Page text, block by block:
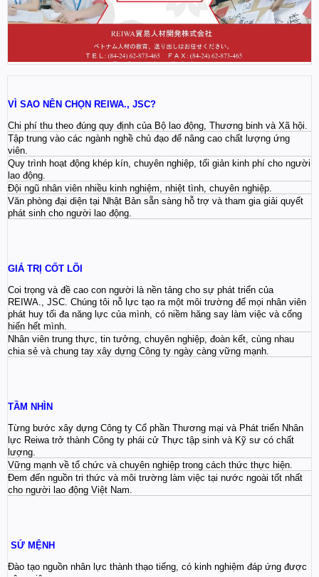
VÌ SAO NÊN CHỌN REIWA., JSC?
Chi phí thu theo đúng quy định của Bộ lao động, Thương binh và Xã hội.
Tập trung vào các ngành nghề chủ đạo để nâng cao chất lượng ứng
viên.
Quy trình hoạt động khép kín, chuyên nghiệp, tối giản kinh phí cho người
lao động.
Đội ngũ nhân viên nhiều kinh nghiệm, nhiệt tình, chuyên nghiệp.
Văn phòng đại diện tại Nhật Bản sẵn sàng hỗ trợ và tham gia giải quyết
phát sinh cho người lao động.
GIÁ TRỊ CỐT LÕI
Coi trọng và đề cao con người là nền tảng cho sự phát triển của
REIWA., JSC. Chúng tôi nỗ lực tạo ra một môi trường để mọi nhân viên
phát huy tối đa năng lực của mình, có niềm hăng say làm việc và cống
hiến hết mình.
Nhân viên trung thực, tin tưởng, chuyên nghiệp, đoàn kết, cùng nhau
chia sẻ và chung tay xây dựng Công ty ngày càng vững mạnh.
TẦM NHÌN
Từng bước xây dựng Công ty Cổ phần Thương mại và Phát triển Nhân
lực Reiwa trở thành Công ty phái cử Thực tập sinh và Kỹ sư có chất
lượng.
Vững mạnh về tổ chức và chuyên nghiệp trong cách thức thực hiện.
Đem đến nguồn tri thức và môi trường làm việc tại nước ngoài tốt nhất
cho người lao động Việt Nam.
SỨ MỆNH
Đào tạo nguồn nhân lực thành thạo tiếng, có kinh nghiệm đáp ứng được